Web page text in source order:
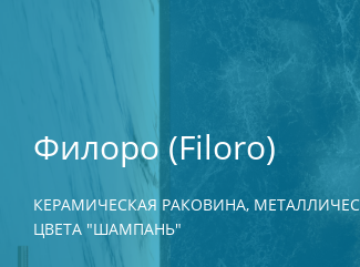
Филоро (Filoro)
КЕРАМИЧЕСКАЯ РАКОВИНА,
ЦВЕТА "ШАМПАНЬ"